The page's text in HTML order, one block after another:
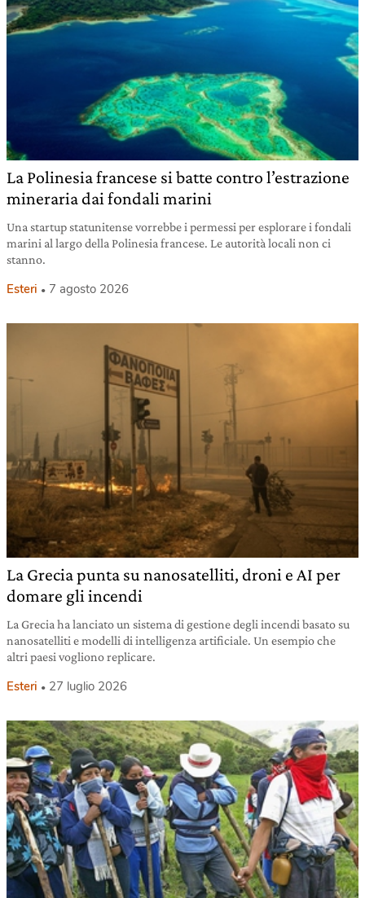
La Polinesia francese si batte contro l’estrazione
mineraria dai fondali marini
Una startup statunitense vorrebbe i permessi per esplorare i fondali
marini al largo della Polinesia francese. Le autorità locali non ci
stanno.
Esteri 7 agosto 2026
La Grecia punta su nanosatelliti, droni e AI per
domare gli incendi
La Grecia ha lanciato un sistema di gestione degli incendi basato su
nanosatelliti e modelli di intelligenza artificiale. Un esempio che
altri paesi vogliono replicare.
Esteri 27 luglio 2026